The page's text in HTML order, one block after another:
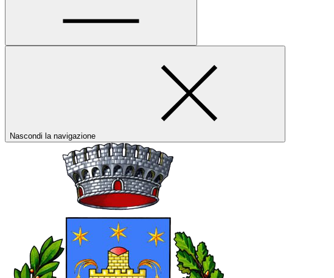
Nascondi la navigazione